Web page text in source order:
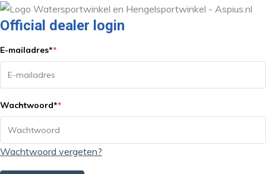
Official dealer login
E-mailadres**
Wachtwoord**
Wachtwoord vergeten?